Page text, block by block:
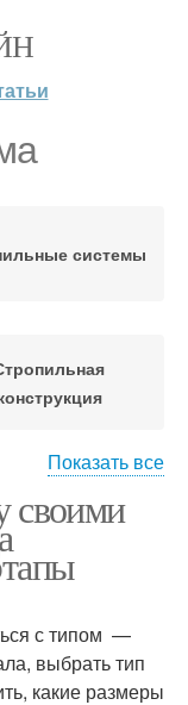
системы
система
Показать все
своими
с типом —
выбрать тип
какие размеры